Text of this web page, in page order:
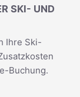
SKI- UND
Ihre Ski-
Buchung.